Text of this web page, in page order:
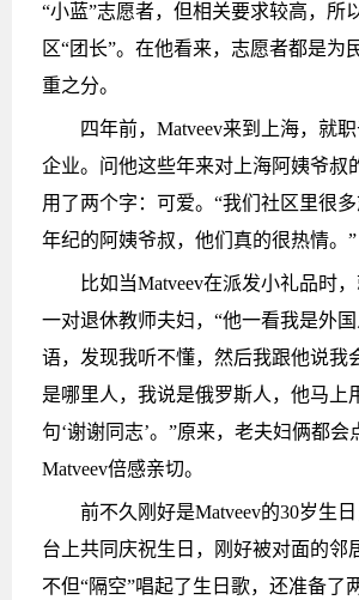
“小蓝”志愿者，但相关要求较高，所
区“团长”。在他看来，志愿者都是为
重之分。
四年前，Matveev来到上海，就
企业。问他这些年来对上海阿姨爷叔
用了两个字：可爱。“我们社区里很
年纪的阿姨爷叔，他们真的很热情。”
比如当Matveev在派发小礼品时
一对退休教师夫妇，“他一看我是外
语，发现我听不懂，然后我跟他说我
是哪里人，我说是俄罗斯人，他马上
句‘谢谢同志’。”原来，老夫妇俩都会
Matveev倍感亲切。
前不久刚好是Matveev的30岁生
台上共同庆祝生日，刚好被对面的邻
不但“隔空”唱起了生日歌，还准备了